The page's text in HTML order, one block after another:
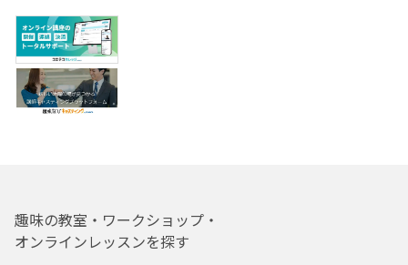
趣味の教室・ワークショップ・
オンラインレッスンを探す